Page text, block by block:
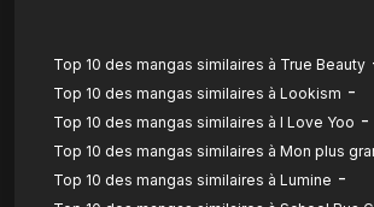
Top 10 des mangas similaires à True Beauty
Top 10 des mangas similaires à Lookism -
Top 10 des mangas similaires à I Love Yoo -
Top 10 des mangas similaires à Mon plus
Top 10 des mangas similaires à Lumine -